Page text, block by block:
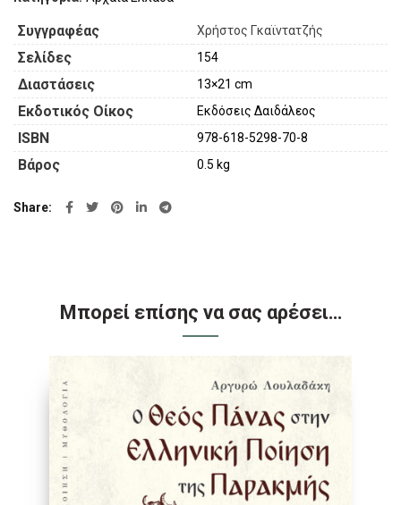
Συγγραφέας Χρήστος Γκαϊντατζής
Σελίδες 154
Διαστάσεις 13×21 cm
Εκδοτικός Οίκος Εκδόσεις Δαιδάλεος
ISBN 978-618-5298-70-8
Βάρος 0.5 kg
Share
Μπορεί επίσης να σας αρέσει…